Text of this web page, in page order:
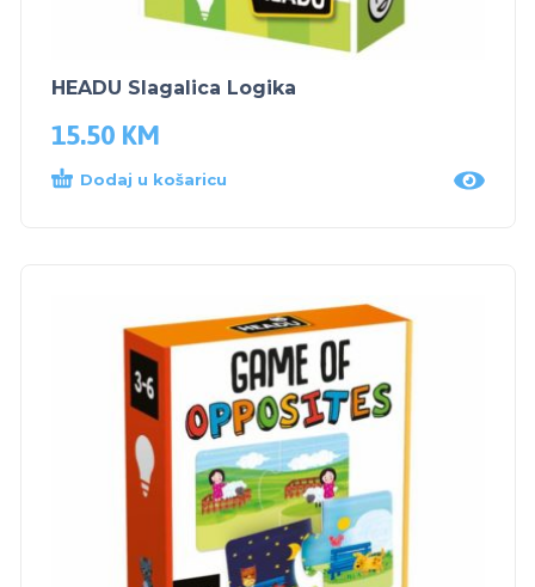
HEADU Slagalica Logika
15.50 KM
Dodaj u košaricu